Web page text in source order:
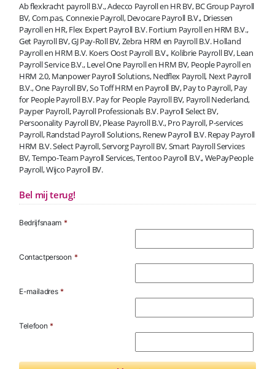
Ab flexkracht payroll B.V., Adecco Payroll en HR BV, BC Group Payroll
BV, Com.pas, Connexie Payroll, Devocare Payroll B.V., Driessen
Payroll en HR, Flex Expert Payroll B.V. Fortium Payroll en HRM B.V.,
Get Payroll BV, GJ Pay-Roll BV, Zebra HRM en Payroll B.V. Holland
Payroll en HRM B.V. Koers Oost Payroll B.V., Kolibrie Payroll BV, Lean
Payroll Service B.V., Level One Payroll en HRM BV, People Payroll en
HRM 2.0, Manpower Payroll Solutions, Nedflex Payroll, Next Payroll
B.V., One Payroll BV, So Toff HRM en Payroll BV, Pay to Payroll, Pay
for People Payroll B.V. Pay for People Payroll BV, Payroll Nederland,
Payper Payroll, Payroll Professionals B.V. Payroll Select BV,
Persoonality Payroll BV, Please Payroll B.V., Pro Payroll, P-services
Payroll, Randstad Payroll Solutions, Renew Payroll B.V. Repay Payroll
HRM B.V. Select Payroll, Servorg Payroll BV, Smart Payroll Services
BV, Tempo-Team Payroll Services, Tentoo Payroll B.V., WePayPeople
Payroll, Wijco Payroll BV.
Bel mij terug!
Bedrijfsnaam *
Contactpersoon *
E-mailadres *
Telefoon *